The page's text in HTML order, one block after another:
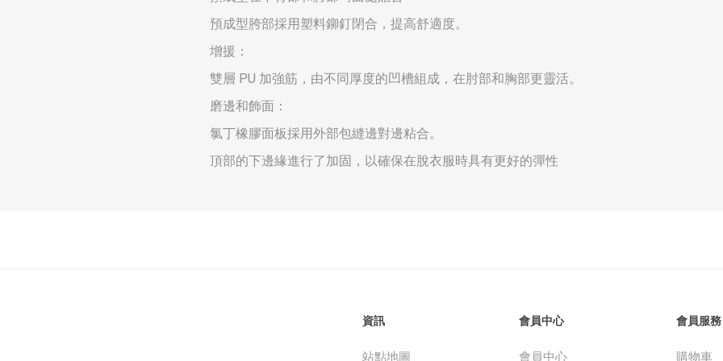
預成型胯部採用塑料鉚釘閉合，提高舒適度。
增援：
雙層 PU 加強筋，由不同厚度的凹槽組成，在肘部和胸部更靈活。
磨邊和飾面：
氯丁橡膠面板採用外部包縫邊對邊粘合。
頂部的下邊緣進行了加固，以確保在脫衣服時具有更好的彈性
資訊
站點地圖
會員中心
會員中心
會員服務
購物車